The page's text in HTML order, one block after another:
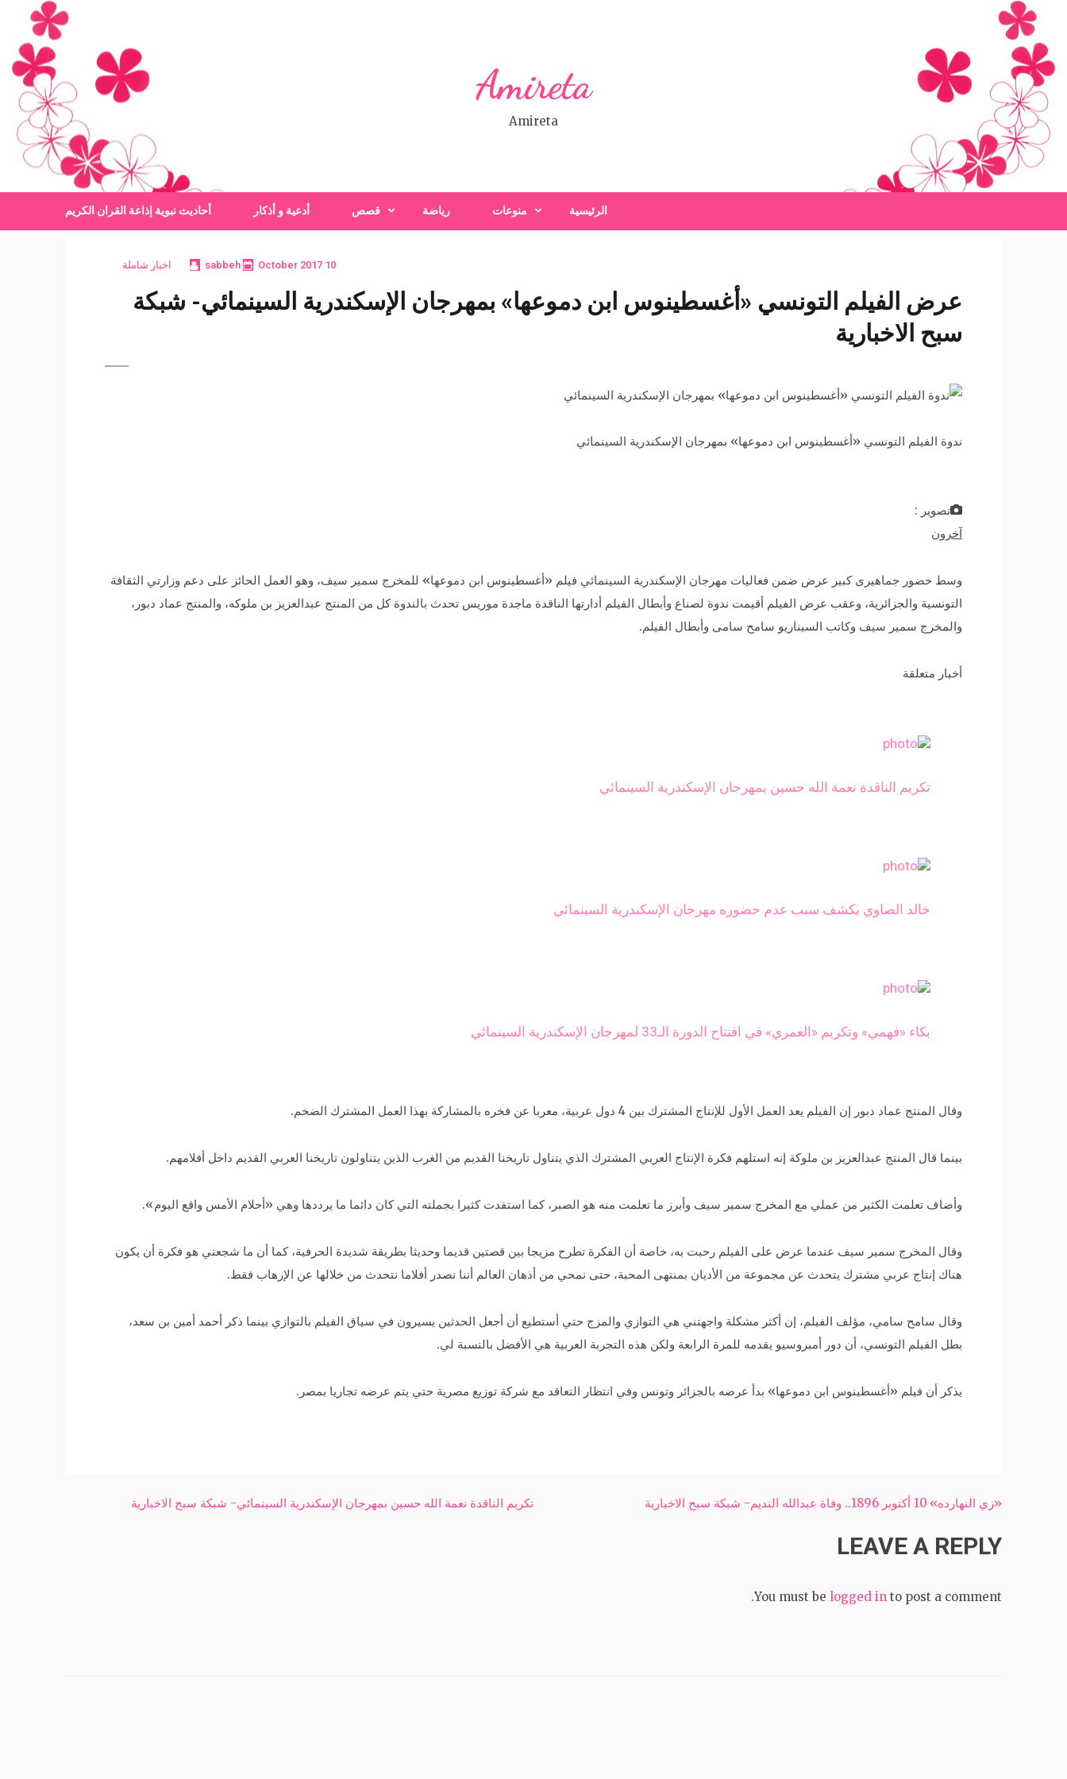
content
(Press
Enter)
Amireta
Amireta
الرئيسية منوعات رياضة قصص أدعية و أذكار أحاديث نبوية إذاعة القران الكريم
10 October 2017
sabbeh اخبار شاملة
عرض الفيلم التونسي «أغسطينوس ابن دموعها» بمهرجان الإسكندرية السينمائي- شبكة
سبح الاخبارية
ندوة الفيلم التونسي «أغسطينوس ابن دموعها» بمهرجان الإسكندرية السينمائي
تصوير :
آخرون
وسط حضور جماهيرى كبير عرض ضمن فعاليات مهرجان الإسكندرية السينمائي فيلم «أغسطينوس ابن دموعها» للمخرج سمير سيف، وهو العمل الحائز على دعم وزارتي الثقافة
التونسية والجزائرية، وعقب عرض الفيلم أقيمت ندوة لصناع وأبطال الفيلم أدارتها الناقدة ماجدة موريس تحدث بالندوة كل من المنتج عبدالعزيز بن ملوكه، والمنتج عماد دبور،
والمخرج سمير سيف وكاتب السيناريو سامح سامى وأبطال الفيلم.
أخبار متعلقة
تكريم الناقدة نعمة الله حسين بمهرجان الإسكندرية السينمائي
خالد الصاوي يكشف سبب عدم حضوره مهرجان الإسكندرية السينمائي
بكاء «فهمي» وتكريم «العمري» في افتتاح الدورة الـ33 لمهرجان الإسكندرية السينمائي
وقال المنتج عماد دبور إن الفيلم يعد العمل الأول للإنتاج المشترك بين 4 دول عربية، معربا عن فخره بالمشاركة بهذا العمل المشترك الضخم.
بينما قال المنتج عبدالعزيز بن ملوكة إنه استلهم فكرة الإنتاج العربي المشترك الذي يتناول تاريخنا القديم من الغرب الذين يتناولون تاريخنا العربي القديم داخل أفلامهم.
وأضاف تعلمت الكثير من عملي مع المخرج سمير سيف وأبرز ما تعلمت منه هو الصبر، كما استفدت كثيرا بجملته التي كان دائما ما يرددها وهي «أحلام الأمس واقع اليوم».
وقال المخرج سمير سيف عندما عرض على الفيلم رحبت به، خاصة أن الفكرة تطرح مزيجا بين قصتين قديما وحديثا بطريقة شديدة الحرفية، كما أن ما شجعني هو فكرة أن يكون
هناك إنتاج عربي مشترك يتحدث عن مجموعة من الأديان بمنتهى المحبة، حتى نمحي من أذهان العالم أننا نصدر أفلاما نتحدث من خلالها عن الإرهاب فقط.
وقال سامح سامي، مؤلف الفيلم، إن أكثر مشكلة واجهتني هي التوازي والمزج حتي أستطيع أن أجعل الحدثين يسيرون في سياق الفيلم بالتوازي بينما ذكر أحمد أمين بن سعد،
بطل الفيلم التونسي، أن دور أمبروسيو يقدمه للمرة الرابعة ولكن هذه التجربة العربية هي الأفضل بالنسبة لي.
يذكر أن فيلم «أغسطينوس ابن دموعها» بدأ عرضه بالجزائر وتونس وفي انتظار التعاقد مع شركة توزيع مصرية حتي يتم عرضه تجاريا بمصر.
Post
تكريم الناقدة نعمة الله حسين بمهرجان الإسكندرية السينمائي- شبكة سبح الاخبارية «زي النهارده» 10 أكتوبر 1896.. وفاة عبدالله النديم- شبكة سبح الاخبارية
LEAVE A REPLY
You must be logged in to post a comment.